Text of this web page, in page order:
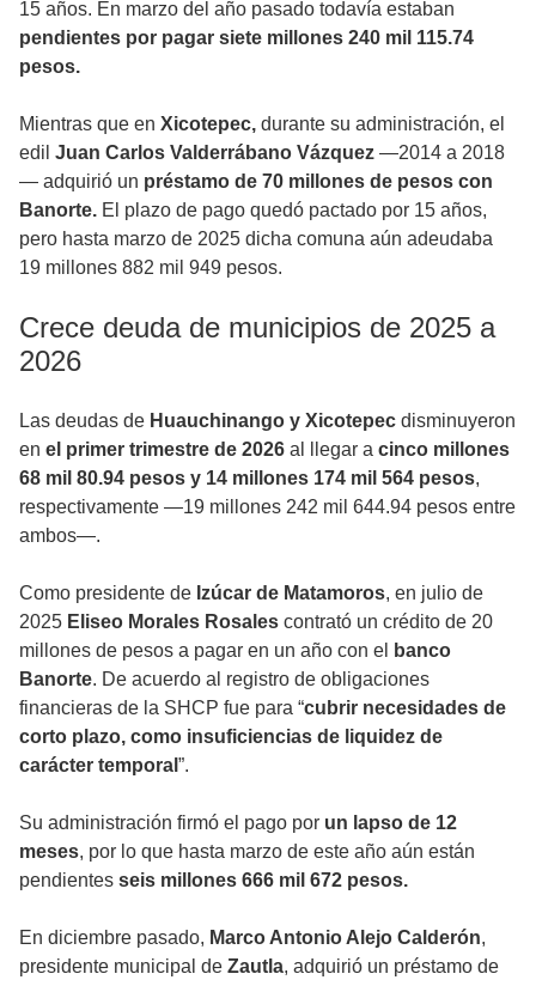
15 años. En marzo del año pasado todavía estaban
pendientes por pagar siete millones 240 mil 115.74
pesos.
Mientras que en Xicotepec, durante su administración, el
edil Juan Carlos Valderrábano Vázquez —2014 a 2018
— adquirió un préstamo de 70 millones de pesos con
Banorte. El plazo de pago quedó pactado por 15 años,
pero hasta marzo de 2025 dicha comuna aún adeudaba
19 millones 882 mil 949 pesos.
Crece deuda de municipios de 2025 a
2026
Las deudas de Huauchinango y Xicotepec disminuyeron
en el primer trimestre de 2026 al llegar a cinco millones
68 mil 80.94 pesos y 14 millones 174 mil 564 pesos,
respectivamente —19 millones 242 mil 644.94 pesos entre
ambos—.
Como presidente de Izúcar de Matamoros, en julio de
2025 Eliseo Morales Rosales contrató un crédito de 20
millones de pesos a pagar en un año con el
banco
Banorte. De acuerdo al registro de obligaciones
financieras de la SHCP fue para “cubrir necesidades de
corto plazo, como insuficiencias de liquidez de
carácter temporal ”.
Su administración firmó el pago por un lapso de 12
meses, por lo que hasta marzo de este año aún están
pendientes seis millones 666 mil 672 pesos.
En diciembre pasado, Marco Antonio Alejo Calderón,
presidente municipal de Zautla, adquirió un préstamo de